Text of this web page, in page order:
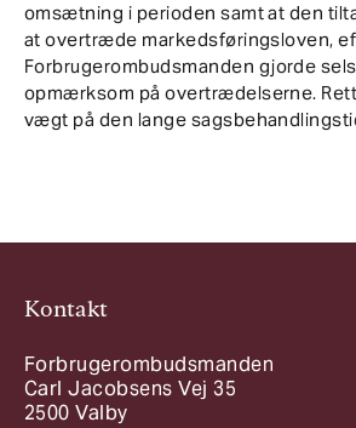
omsætning i perioden samt at den
at overtræde markedsføringsloven,
Forbrugerombudsmanden gjorde
opmærksom på overtrædelserne.
vægt på den lange
Kontakt
Forbrugerombudsmanden
Carl Jacobsens Vej 35
2500 Valby